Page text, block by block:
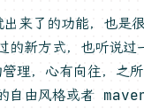
的功能，也是很
的新方式，也听说
心有向往，之所
自由风格或者